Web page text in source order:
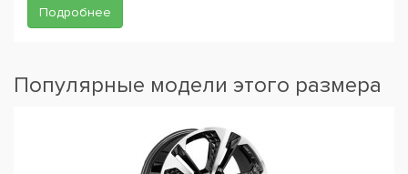
Подробнее
Популярные модели этого размера